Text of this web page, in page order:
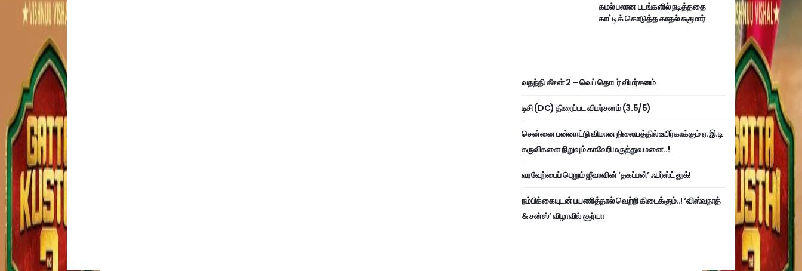
கமல் பலான படங்களில் நடித்ததை
காட்டிக் கொடுத்த காதல் சுகுமார்
வதந்தி சீசன் 2 – வெப் தொடர் விமர்சனம்
டிசி (DC) திரைப்பட விமர்சனம் (3.5/5)
சென்னை பன்னாட்டு விமான நிலையத்தில் உயிர்காக்கும் ஏ.இ.டி
கருவிகளை நிறுவும் காவேரி மருத்துவமனை..!
வரவேற்பைப் பெறும் ஜீவாவின் ‘தகப்பன்’ ஃபர்ஸ்ட் லுக்!
நம்பிக்கையுடன் பயணித்தால் வெற்றி கிடைக்கும்..! ‘விஸ்வநாத்
& சன்ஸ்’ விழாவில் சூர்யா